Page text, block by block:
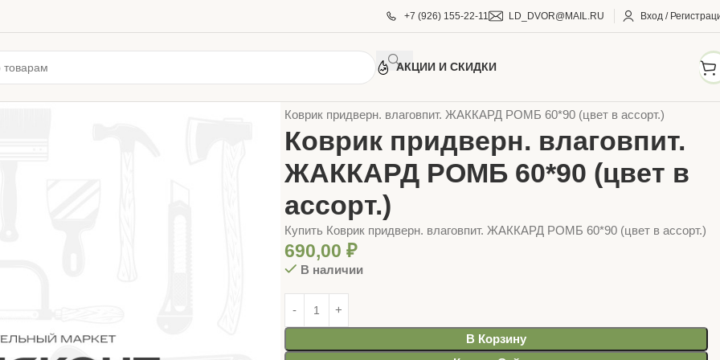
+7 (926) 155-22-11 LD_DVOR@MAIL.RU Вход /
АКЦИИ И СКИДКИ
Коврик придверн. влаговпит. ЖАККАРД РОМБ 60*90 (цвет в ассорт.)
Коврик придверн. влаговпит.
ЖАККАРД РОМБ 60*90 (цвет в
ассорт.)
Купить Коврик придверн. влаговпит. ЖАККАРД РОМБ 60*90 (цвет в ассорт.)
690,00₽
В наличии
В Корзину